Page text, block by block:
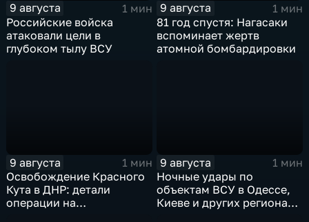
9 августа
1 мин
Российские войска
атаковали цели в
глубоком тылу ВСУ
9 августа
1 мин
81 год спустя: Нагасаки
вспоминает жертв
атомной бомбардировки
9 августа
1 мин
Освобождение Красного
Кута в ДНР: детали
операции на
9 августа
1 мин
Ночные удары по
объектам ВСУ в Одессе,
Киеве и других регионах